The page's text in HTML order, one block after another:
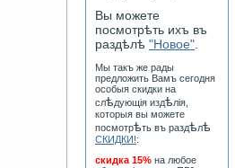
Вы можете
посмотрѣть ихъ въ
раздѣлѣ "Новое"
Мы такъ же рады
предложить Вамъ сегодня
особыя скидки на
слѣдующiя издѣлiя,
которыя вы можете
посмотрѣть въ раздѣлѣ
СКИДКИ!:
скидка 15% на любое